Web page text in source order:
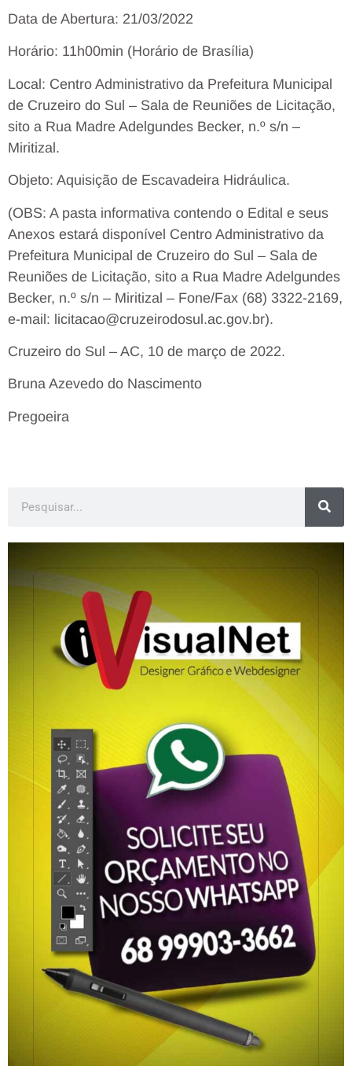
Data de Abertura: 21/03/2022
Horário: 11h00min (Horário de Brasília)
Local: Centro Administrativo da Prefeitura Municipal
de Cruzeiro do Sul – Sala de Reuniões de Licitação,
sito a Rua Madre Adelgundes Becker, n.º s/n –
Miritizal.
Objeto: Aquisição de Escavadeira Hidráulica.
(OBS: A pasta informativa contendo o Edital e seus
Anexos estará disponível Centro Administrativo da
Prefeitura Municipal de Cruzeiro do Sul – Sala de
Reuniões de Licitação, sito a Rua Madre Adelgundes
Becker, n.º s/n – Miritizal – Fone/Fax (68) 3322-2169,
e-mail: licitacao@cruzeirodosul.ac.gov.br).
Cruzeiro do Sul – AC, 10 de março de 2022.
Bruna Azevedo do Nascimento
Pregoeira